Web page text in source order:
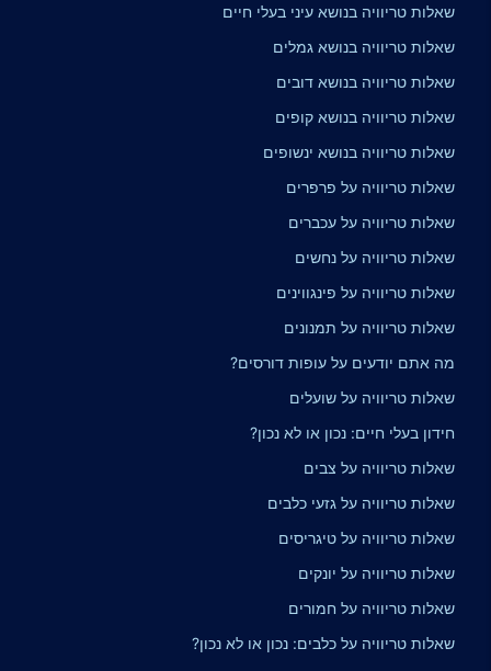
שאלות טריוויה בנושא עיני בעלי חיים
שאלות טריוויה בנושא גמלים
שאלות טריוויה בנושא דובים
שאלות טריוויה בנושא קופים
שאלות טריוויה בנושא ינשופים
שאלות טריוויה על פרפרים
שאלות טריוויה על עכברים
שאלות טריוויה על נחשים
שאלות טריוויה על פינגווינים
שאלות טריוויה על תמנונים
מה אתם יודעים על עופות דורסים?
שאלות טריוויה על שועלים
חידון בעלי חיים: נכון או לא נכון?
שאלות טריוויה על צבים
שאלות טריוויה על גזעי כלבים
שאלות טריוויה על טיגריסים
שאלות טריוויה על יונקים
שאלות טריוויה על חמורים
שאלות טריוויה על כלבים: נכון או לא נכון?